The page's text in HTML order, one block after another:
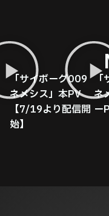
「サイボーグ009
ネメシス」本PV
【7/19より配信開
始】
「
ネ
ー